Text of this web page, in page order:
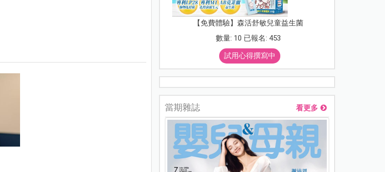
【免費體驗】森活舒敏兒童益生菌
數量: 10 已報名: 453
試用心得撰寫中
當期雜誌 看更多